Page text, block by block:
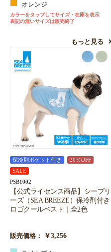
オレンジ
カラーをタップしてサイズ・在庫を表示
表記の無いサイズは販売終了
もっと見る
保冷剤ポケット付き
20％OFF
SALE
PSB1002
【公式ライセンス商品】シーブリ
ーズ（SEA BREEZE）保冷剤付き
ロゴクールベスト｜全2色
販売価格： ￥3,256